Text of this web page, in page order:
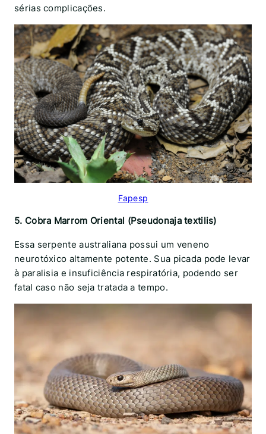
sérias complicações.
Fapesp
5. Cobra Marrom Oriental (Pseudonaja textilis)
Essa serpente australiana possui um veneno
neurotóxico altamente potente. Sua picada pode levar
à paralisia e insuficiência respiratória, podendo ser
fatal caso não seja tratada a tempo.